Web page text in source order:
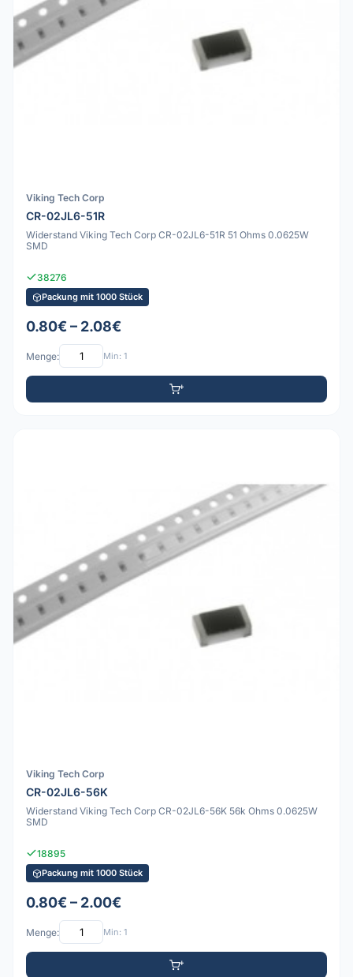
Viking Tech Corp
CR-02JL6-51R
Widerstand Viking Tech Corp CR-02JL6-51R 51 Ohms 0.0625W
SMD
38276
Packung mit 1000 Stück
0.80€ – 2.08€
Menge: Min: 1
Viking Tech Corp
CR-02JL6-56K
Widerstand Viking Tech Corp CR-02JL6-56K 56k Ohms 0.0625W
SMD
18895
Packung mit 1000 Stück
0.80€ – 2.00€
Menge: Min: 1